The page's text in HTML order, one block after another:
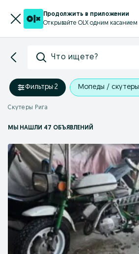
Продолжить в приложении
Открывайте OLX одним касанием
Что ищете?
Фильтры·2 Мопеды / скутеры
Скутеры Рига
МЫ НАШЛИ 47 ОБЪЯВЛЕНИЙ